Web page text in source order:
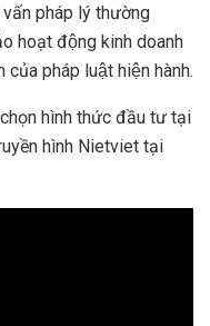
pháp lý thường
hoạt động kinh doanh
pháp luật hiện hành.
hình thức đầu tư tại
hình Nietviet tại